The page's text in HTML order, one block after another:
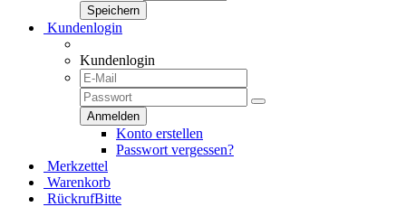
Kundenlogin
Kundenlogin
Konto erstellen
Passwort vergessen?
Merkzettel
Warenkorb
RückrufBitte